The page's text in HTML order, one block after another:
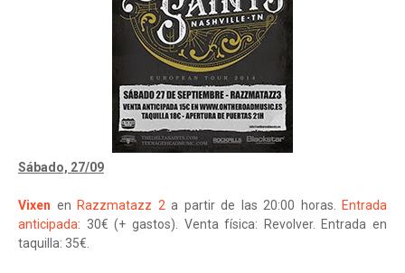
Sábado, 27/09
Vixen en Razzmatazz 2a partir de las 20:00 horas. Entrada
anticipada: 30€ (+ gastos). Venta física: Revolver. Entrada en
taquilla: 35€.